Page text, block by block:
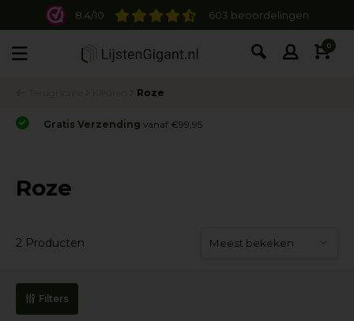
8.4/10 603 beoordelingen
0
Roze
Gratis Verzending vanaf €99,95
Roze
2 Producten
Filters